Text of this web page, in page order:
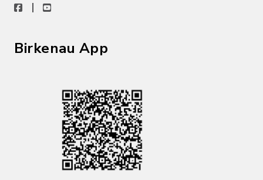
facebookyoutube
Birkenau App